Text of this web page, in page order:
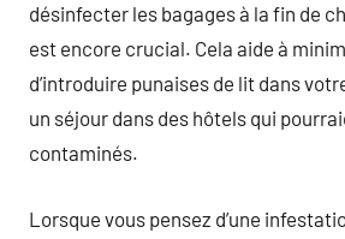
désinfecter les bagages à la fin de
est encore crucial. Cela aide à
d’introduire punaises de lit dans
un séjour dans des hôtels qui
contaminés.
Lorsque vous pensez d’une